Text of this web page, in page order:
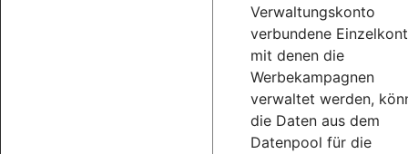
Verwaltungskonto
verbundene
mit denen die
Werbekampagnen
verwaltet werden,
die Daten aus dem
Datenpool für die